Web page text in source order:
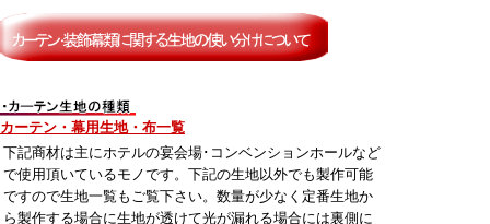
カーテン・幕用生地・布一覧
下記商材は主にホテルの宴会場･コンベンションホールなど
で使用頂いているモノです。下記の生地以外でも製作可能
ですので生地一覧もご覧下さい。数量が少なく定番生地か
ら製作する場合に生地が透けて光が漏れる場合には裏側に